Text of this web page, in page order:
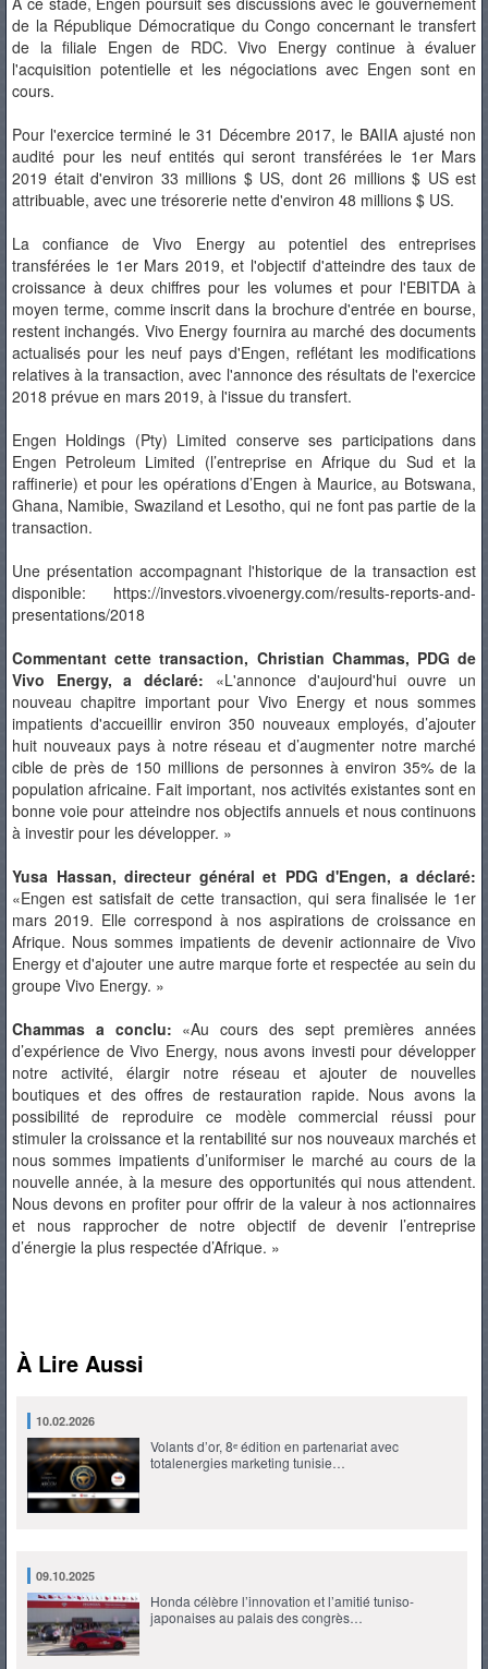
de la République Démocratique du Congo concernant le transfert
de la filiale Engen de RDC. Vivo Energy continue à évaluer
l'acquisition potentielle et les négociations avec Engen sont en
cours.
Pour l'exercice terminé le 31 Décembre 2017, le BAIIA ajusté non
audité pour les neuf entités qui seront transférées le 1er Mars
2019 était d'environ 33 millions $ US, dont 26 millions $ US est
attribuable, avec une trésorerie nette d'environ 48 millions $ US.
La confiance de Vivo Energy au potentiel des entreprises
transférées le 1er Mars 2019, et l'objectif d'atteindre des taux de
croissance à deux chiffres pour les volumes et pour l'EBITDA à
moyen terme, comme inscrit dans la brochure d'entrée en bourse,
restent inchangés. Vivo Energy fournira au marché des documents
actualisés pour les neuf pays d'Engen, reflétant les modifications
relatives à la transaction, avec l'annonce des résultats de l'exercice
2018 prévue en mars 2019, à l'issue du transfert.
Engen Holdings (Pty) Limited conserve ses participations dans
Engen Petroleum Limited (l’entreprise en Afrique du Sud et la
raffinerie) et pour les opérations d’Engen à Maurice, au Botswana,
Ghana, Namibie, Swaziland et Lesotho, qui ne font pas partie de la
transaction.
Une présentation accompagnant l'historique de la transaction est
disponible: https://investors.vivoenergy.com/results-reports-and-
presentations/2018
Commentant cette transaction, Christian Chammas, PDG de
Vivo Energy, a déclaré: «L'annonce d'aujourd'hui ouvre un
nouveau chapitre important pour Vivo Energy et nous sommes
impatients d'accueillir environ 350 nouveaux employés, d’ajouter
huit nouveaux pays à notre réseau et d’augmenter notre marché
cible de près de 150 millions de personnes à environ 35% de la
population africaine. Fait important, nos activités existantes sont en
bonne voie pour atteindre nos objectifs annuels et nous continuons
à investir pour les développer. »
Yusa Hassan, directeur général et PDG d'Engen, a déclaré:
«Engen est satisfait de cette transaction, qui sera finalisée le 1er
mars 2019. Elle correspond à nos aspirations de croissance en
Afrique. Nous sommes impatients de devenir actionnaire de Vivo
Energy et d'ajouter une autre marque forte et respectée au sein du
groupe Vivo Energy. »
Chammas a conclu: «Au cours des sept premières années
d’expérience de Vivo Energy, nous avons investi pour développer
notre activité, élargir notre réseau et ajouter de nouvelles
boutiques et des offres de restauration rapide. Nous avons la
possibilité de reproduire ce modèle commercial réussi pour
stimuler la croissance et la rentabilité sur nos nouveaux marchés et
nous sommes impatients d’uniformiser le marché au cours de la
nouvelle année, à la mesure des opportunités qui nous attendent.
Nous devons en profiter pour offrir de la valeur à nos actionnaires
et nous rapprocher de notre objectif de devenir l’entreprise
d’énergie la plus respectée d’Afrique. »
À Lire Aussi
10.02.2026
Volants d’or, 8ᵉ édition en partenariat avec
totalenergies marketing tunisie…
09.10.2025
Honda célèbre l’innovation et l’amitié tuniso-
japonaises au palais des congrès…